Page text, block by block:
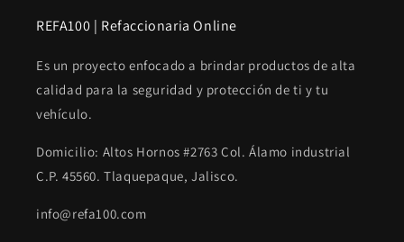
REFA100 | Refaccionaria Online
Es un proyecto enfocado a brindar productos de alta
calidad para la seguridad y protección de ti y tu
vehículo.
Domicilio: Altos Hornos #2763 Col. Álamo industrial
C.P. 45560. Tlaquepaque, Jalisco.
info@refa100.com